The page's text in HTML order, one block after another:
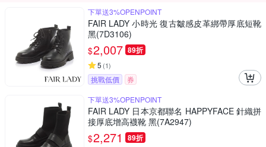
下單送3%OPENPOINT
FAIR LADY 小時光 復古皺感皮革綁帶厚底短靴
黑(7D3106)
$2,007 89折
5 (1)
挑戰低價
券
下單送3%OPENPOINT
FAIR LADY 日本京都聯名 HAPPYFACE 針織拼
接厚底增高襪靴 黑(7A2947)
$2,271 89折